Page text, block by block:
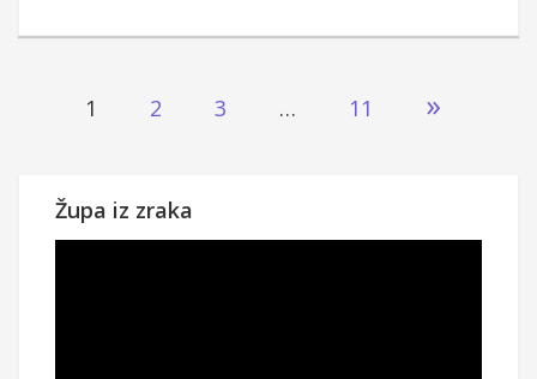
Brojevi
1 2 3 … 11 »
Župa iz zraka